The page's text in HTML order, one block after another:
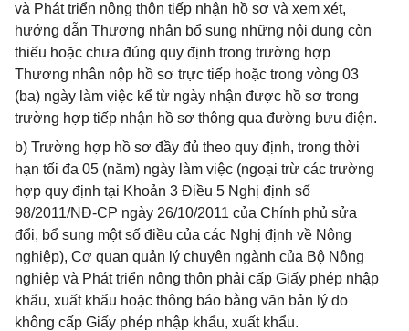
và Phát triển nông thôn tiếp nhận hồ sơ và xem xét,
hướng dẫn Thương nhân bổ sung những nội dung còn
thiếu hoặc chưa đúng quy định trong trường hợp
Thương nhân nộp hồ sơ trực tiếp hoặc trong vòng 03
(ba) ngày làm việc kể từ ngày nhận được hồ sơ trong
trường hợp tiếp nhận hồ sơ thông qua đường bưu điện.
b) Trường hợp hồ sơ đầy đủ theo quy định, trong thời
hạn tối đa 05 (năm) ngày làm việc (ngoại trừ các trường
hợp quy định tại Khoản 3 Điều 5 Nghị định số
98/2011/NĐ-CP ngày 26/10/2011 của Chính phủ sửa
đổi, bổ sung một số điều của các Nghị định về Nông
nghiệp), Cơ quan quản lý chuyên ngành của Bộ Nông
nghiệp và Phát triển nông thôn phải cấp Giấy phép nhập
khẩu, xuất khẩu hoặc thông báo bằng văn bản lý do
không cấp Giấy phép nhập khẩu, xuất khẩu.